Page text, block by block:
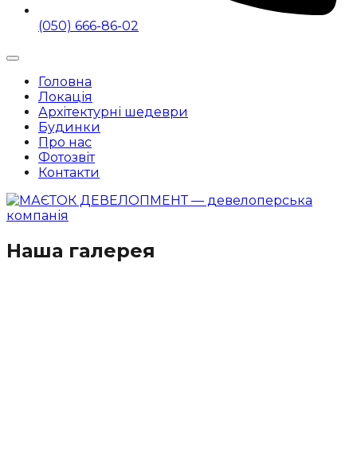
(050) 666-86-02
Головна
Локація
Архітектурні шедеври
Будинки
Про нас
Фотозвіт
Контакти
Наша галерея